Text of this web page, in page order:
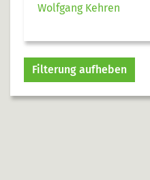
Wolfgang Kehren
Filterung aufheben